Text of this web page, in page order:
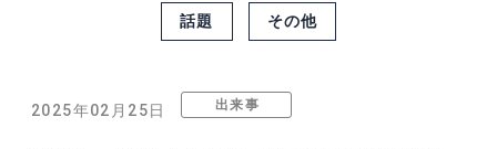
話題 その他
2025年02月25日 出来事